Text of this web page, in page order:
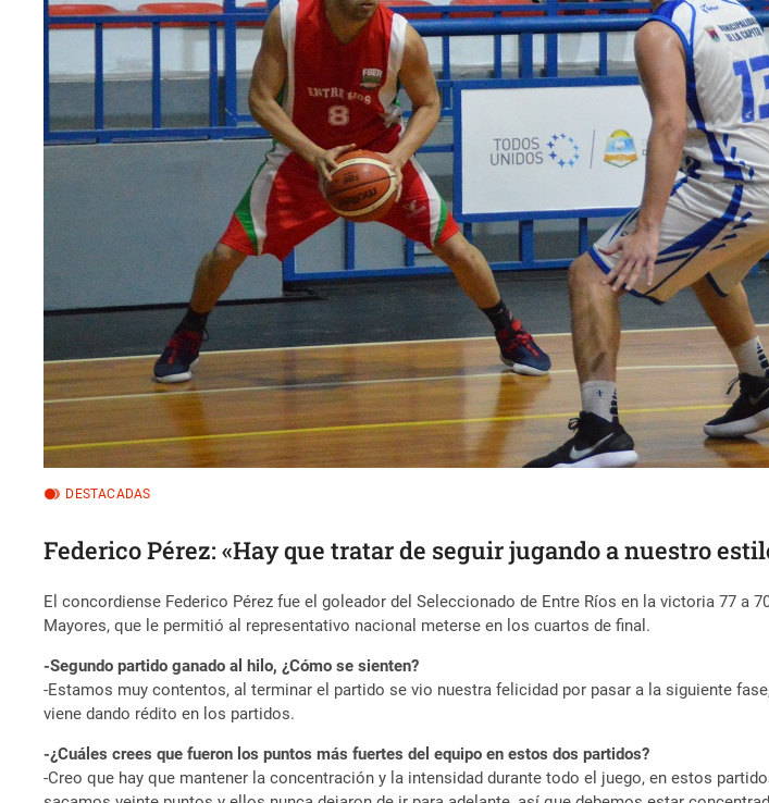
DESTACADAS
Federico Pérez: «Hay que tratar de seguir jugando a nuestro
El concordiense Federico Pérez fue el goleador del Seleccionado de Entre Ríos en la victoria 77 a
Mayores, que le permitió al representativo nacional meterse en los cuartos de final.
-Segundo partido ganado al hilo, ¿Cómo se sienten?
-Estamos muy contentos, al terminar el partido se vio nuestra felicidad por pasar a la siguiente
viene dando rédito en los partidos.
-¿Cuáles crees que fueron los puntos más fuertes del equipo en estos dos partidos?
-Creo que hay que mantener la concentración y la intensidad durante todo el juego, en estos